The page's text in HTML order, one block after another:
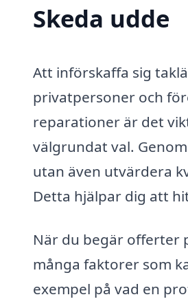
Skeda udde
Att införskaffa sig
privatpersoner och
reparationer är det
välgrundat val.
utan även utvärdera
Detta hjälpar dig att
När du begär offerter
många faktorer som
exempel på vad en